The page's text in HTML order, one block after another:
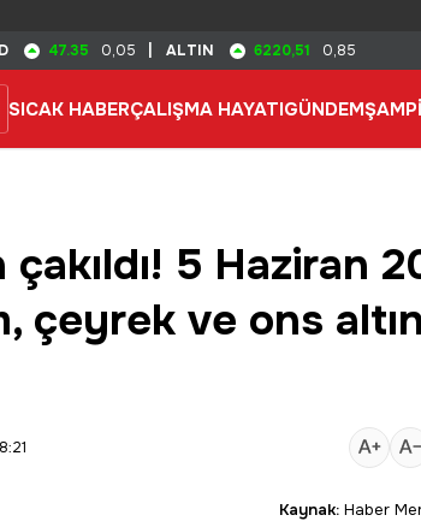
47.35 0,05 ALTIN 6220,51 0,85
SICAK HABERÇALIŞMA HAYATIGÜNDEM
5 Haziran
çeyrek ve ons
Kaynak: Haber